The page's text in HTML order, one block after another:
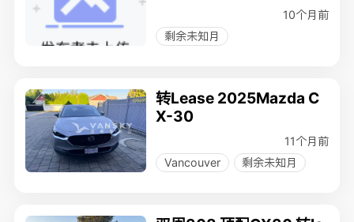
10个月前
剩余未知月
转Lease 2025Mazda C
X-30
11个月前
Vancouver
剩余未知月